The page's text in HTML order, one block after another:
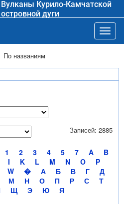
Вулканы Курило-Камчатской
островной дуги
По названиям
1 2 3 4 5 7 A
B
I K L M N O
P
W � А Б В Г
Д
М Н О П Р С
Т
Щ Э Ю Я
Записей: 2885